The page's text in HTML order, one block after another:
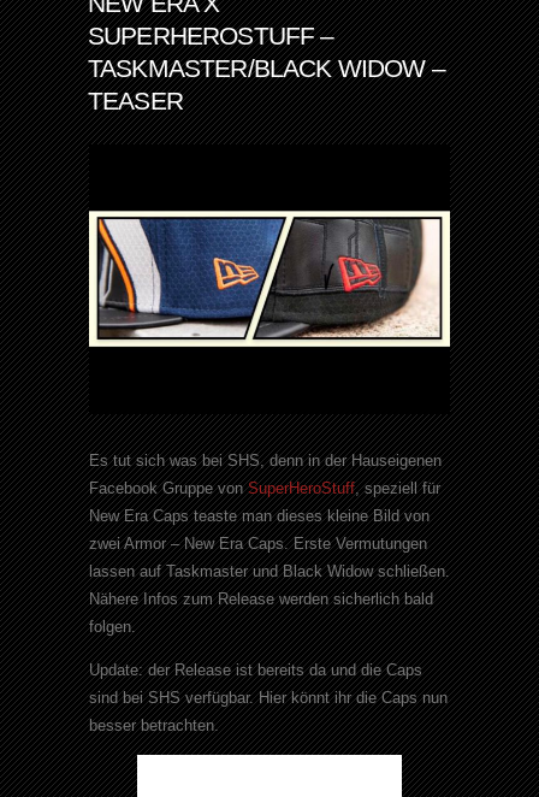
SUPERHEROSTUFF –
TASKMASTER/BLACK WIDOW –
TEASER
Es tut sich was bei SHS, denn in der Hauseigenen
Facebook Gruppe vonSuperHeroStuff, speziell für
New Era Caps teaste man dieses kleine Bild von
zwei Armor – New Era Caps. Erste Vermutungen
lassen auf Taskmaster und Black Widow schließen.
Nähere Infos zum Release werden sicherlich bald
folgen.
Update: der Release ist bereits da und die Caps
sind bei SHS verfügbar. Hier könnt ihr die Caps nun
besser betrachten.